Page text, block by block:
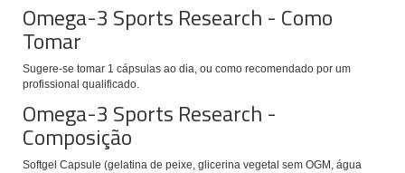
Omega-3 Sports Research - Como
Tomar
Sugere-se tomar 1 cápsulas ao dia, ou como recomendado por um
profissional qualificado.
Omega-3 Sports Research -
Composição
Softgel Capsule (gelatina de peixe, glicerina vegetal sem OGM, água